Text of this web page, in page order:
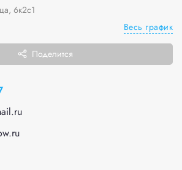
6к2с1
Весь график
Поделится